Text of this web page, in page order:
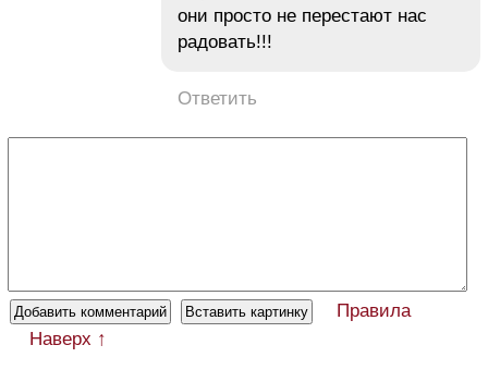
они просто не перестают нас
радовать!!!
Ответить
Правила
Наверх ↑